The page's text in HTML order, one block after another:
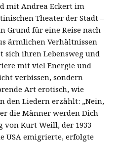
mit Andrea Eckert im
Theater der Stadt –
Grund für eine Reise nach
ärmlichen Verhältnissen
sich ihren Lebensweg und
mit viel Energie und
verbissen, sondern
Art erotisch, wie
den Liedern erzählt: „Nein,
die Männer werden Dich
von Kurt Weill, der 1933
USA emigrierte, erfolgte